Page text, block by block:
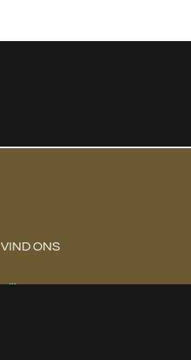
VIND ONS
Slijpsteen 8, 7513 JA,